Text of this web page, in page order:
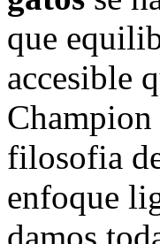
que
accesible
Champion
filosofia
enfoque
damos